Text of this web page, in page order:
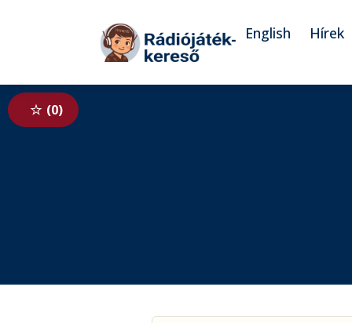
Tovább a tartalomhoz
English Hírek
0